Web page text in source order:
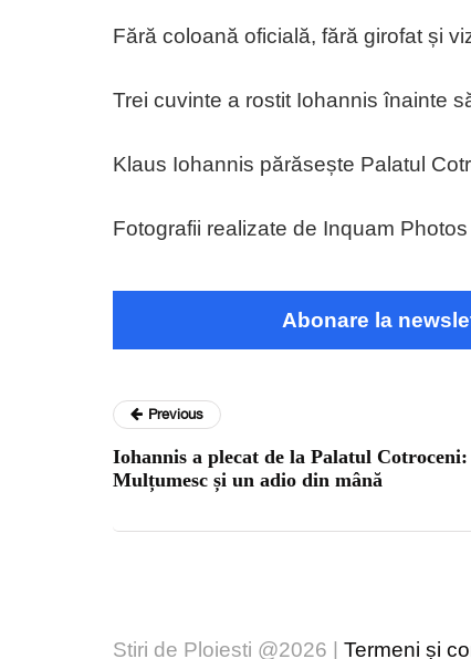
Fără coloană oficială, fără girofat și
Trei cuvinte a rostit Iohannis înainte
Klaus Iohannis părăsește Palatul
Fotografii realizate de Inquam
Abonare la
Previous
Iohannis a plecat de la Palatul Cotroceni:
Mulțumesc și un adio din mână
Stiri de Ploiesti @2026 | Termeni și